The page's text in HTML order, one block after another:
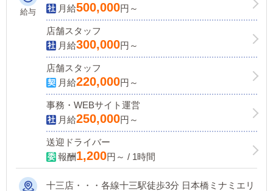
給与
月給500,000円～
店舗スタッフ
月給300,000円～
店舗スタッフ
月給220,000円～
事務・WEBサイト運営
月給250,000円～
送迎ドライバー
報酬1,200円～ / 1時間
十三店・・・各線十三駅徒歩3分 日本橋ミナミエリ